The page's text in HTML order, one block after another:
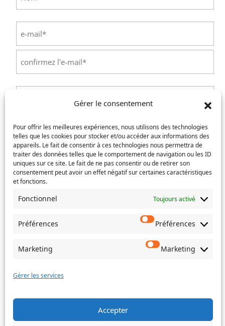
Gérer le consentement
Pour offrir les meilleures expériences, nous utilisons des technologies
telles que les cookies pour stocker et/ou accéder aux informations des
appareils. Le fait de consentir à ces technologies nous permettra de
traiter des données telles que le comportement de navigation ou les ID
uniques sur ce site. Le fait de ne pas consentir ou de retirer son
consentement peut avoir un effet négatif sur certaines caractéristiques
et fonctions.
Fonctionnel Toujours activé
Préférences Préférences
Marketing Marketing
Gérer les services
Accepter
mail(Nécessaire)
Saisissez
un
e-
mail
l’e-
Téléphone
Service concerné (Nécessaire)
Si votre demande concerne des actes de naissance et/ou
de mariage, choisissez l'Etat-Civil comme service